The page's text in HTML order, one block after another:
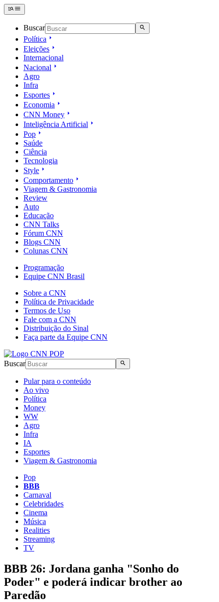
Buscar
Política
Eleições
Internacional
Nacional
Agro
Infra
Esportes
Economia
CNN Money
Inteligência Artificial
Pop
Saúde
Ciência
Tecnologia
Style
Comportamento
Viagem & Gastronomia
Review
Auto
Educação
CNN Talks
Fórum CNN
Blogs CNN
Colunas CNN
Programação
Equipe CNN Brasil
Sobre a CNN
Política de Privacidade
Termos de Uso
Fale com a CNN
Distribuição do Sinal
Faça parte da Equipe CNN
Buscar
Pular para o conteúdo
Ao vivo
Política
Money
WW
Agro
Infra
IA
Esportes
Viagem & Gastronomia
Pop
BBB
Carnaval
Celebridades
Cinema
Música
Realities
Streaming
TV
BBB 26: Jordana ganha "Sonho do
Poder" e poderá indicar brother ao
Paredão